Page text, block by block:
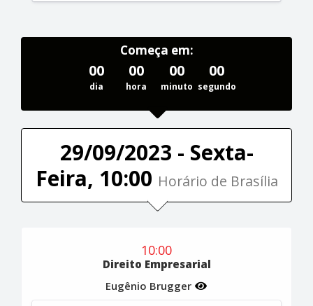
Começa em:
00
dia
00
hora
00
minuto
00
segundo
29/09/2023 - Sexta-
Feira, 10:00 Horário de Brasília
10:00
Direito Empresarial
Eugênio Brugger